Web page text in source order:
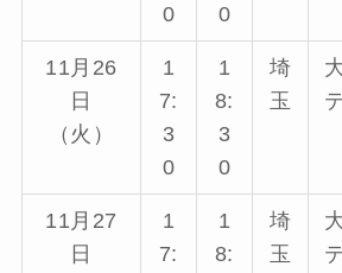
0
0
11月26
日
（火）
1
7:
3
0
1
8:
3
0
埼
玉
11月27
日
1
7:
1
8:
埼
玉